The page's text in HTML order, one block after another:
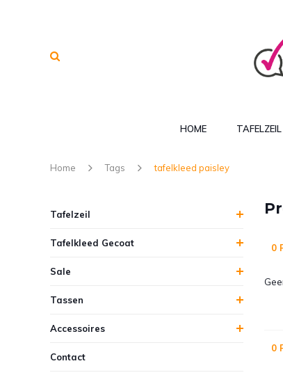
HOME TAFELZEIL
Home Tags tafelkleed paisley
Tafelzeil
Tafelkleed Gecoat
Sale
Tassen
Accessoires
Contact
0
0